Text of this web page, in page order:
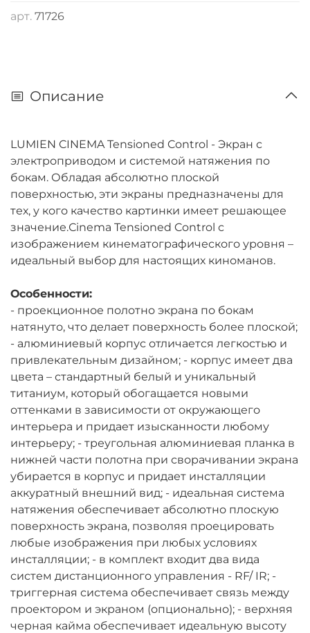
арт. 71726
Описание
LUMIEN CINEMA Tensioned Control - Экран с
электроприводом и системой натяжения по
бокам. Обладая абсолютно плоской
поверхностью, эти экраны предназначены для
тех, у кого качество картинки имеет решающее
значение.Сinema Tensioned Control с
изображением кинематографического уровня –
идеальный выбор для настоящих киноманов.
Особенности:
- проекционное полотно экрана по бокам
натянуто, что делает поверхность более плоской;
- алюминиевый корпус отличается легкостью и
привлекательным дизайном; - корпус имеет два
цвета – стандартный белый и уникальный
титаниум, который обогащается новыми
оттенками в зависимости от окружающего
интерьера и придает изысканности любому
интерьеру; - треугольная алюминиевая планка в
нижней части полотна при сворачивании экрана
убирается в корпус и придает инсталляции
аккуратный внешний вид; - идеальная система
натяжения обеспечивает абсолютно плоскую
поверхность экрана, позволяя проецировать
любые изображения при любых условиях
инсталляции; - в комплект входит два вида
систем дистанционного управления - RF/ IR; -
триггерная система обеспечивает связь между
проектором и экраном (опционально); - верхняя
черная кайма обеспечивает идеальную высоту